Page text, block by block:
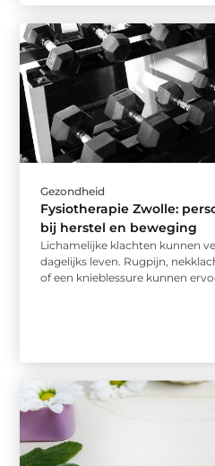
Gezondheid
Fysiotherapie Zwolle:
bij herstel en beweging
Lichamelijke klachten kunnen
dagelijks leven. Rugpijn,
of een knieblessure kunnen